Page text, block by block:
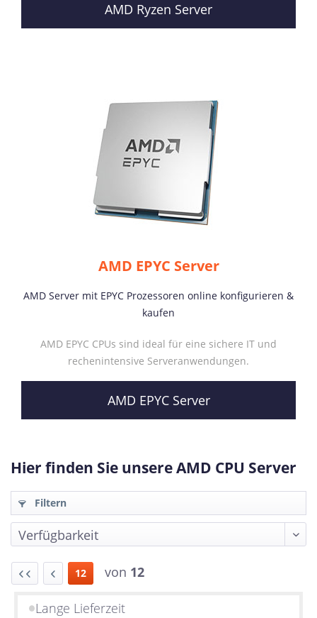
AMD Ryzen Server
AMD EPYC Server
AMD Server mit EPYC Prozessoren online konfigurieren &
kaufen
AMD EPYC CPUs sind ideal für eine sichere IT und
rechenintensive Serveranwendungen.
AMD EPYC Server
Hier finden Sie unsere AMD CPU Server
Filtern
12 von 12
Lange Lieferzeit